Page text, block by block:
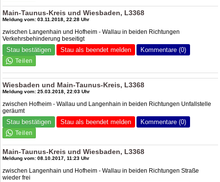
Main-Taunus-Kreis und Wiesbaden, L3368
Meldung vom: 03.11.2018, 22:28 Uhr
zwischen Langenhain und Hofheim - Wallau in beiden Richtungen
Verkehrsbehinderung beseitigt
Stau bestätigen Stau als beendet melden Kommentare (0)
Wiesbaden und Main-Taunus-Kreis, L3368
Meldung vom: 25.03.2018, 22:03 Uhr
zwischen Hofheim - Wallau und Langenhain in beiden Richtungen Unfallstelle
geräumt
Stau bestätigen Stau als beendet melden Kommentare (0)
Main-Taunus-Kreis und Wiesbaden, L3368
Meldung vom: 08.10.2017, 11:23 Uhr
zwischen Langenhain und Hofheim - Wallau in beiden Richtungen Straße
wieder frei